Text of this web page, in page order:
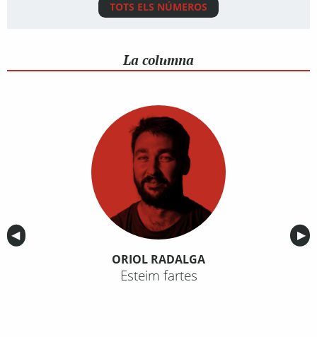
TOTS ELS NÚMEROS
La columna
Anterior
◀︎ ▶︎
ORIOL RADALGA
Esteim fartes